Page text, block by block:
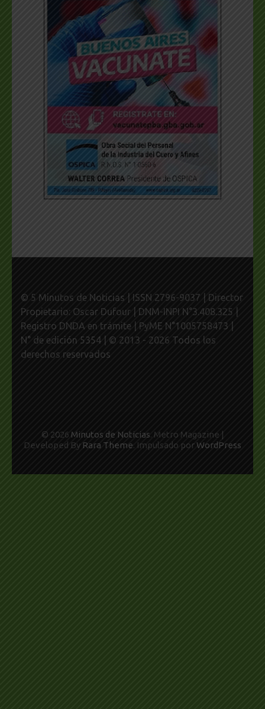
© 5 Minutos de Noticias | ISSN 2796-9037 | Director
Propietario: Oscar Dufour | DNM-INPI N°3.408.325 |
Registro DNDA en trámite | PyME N°1005758473 |
N° de edición 5354 | © 2013 - 2026 Todos los
derechos reservados
© 2026 Minutos de Noticias. Metro Magazine |
Developed By Rara Theme. Impulsado por WordPress